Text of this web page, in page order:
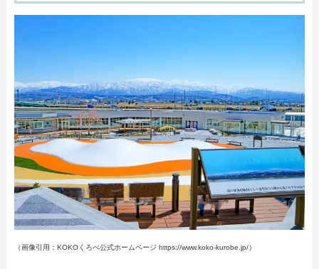
（画像引用：KOKOくろべ公式ホームページ https://www.koko-kurobe.jp/）